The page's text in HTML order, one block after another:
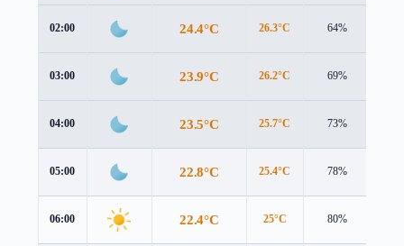
02:00 24.4°C 26.3°C 64%
03:00 23.9°C 26.2°C 69%
04:00 23.5°C 25.7°C 73%
05:00 22.8°C 25.4°C 78%
06:00 22.4°C 25°C 80%